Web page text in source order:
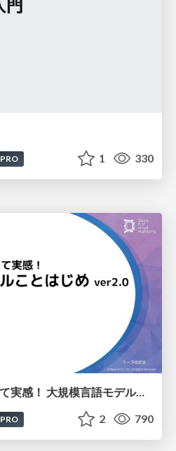
PRO 1 330
つくって納得、つかって実感！ 大規模言語モデルことはじめ ver2.0
PRO 2 790